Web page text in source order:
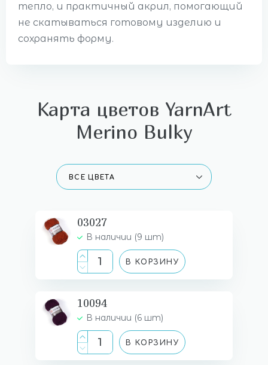
тепло, и практичный акрил, помогающий
не скатываться готовому изделию и
сохранять форму.
Карта цветов YarnArt
Merino Bulky
03027
В наличии (9 шт)
В КОРЗИНУ
10094
В наличии (6 шт)
В КОРЗИНУ